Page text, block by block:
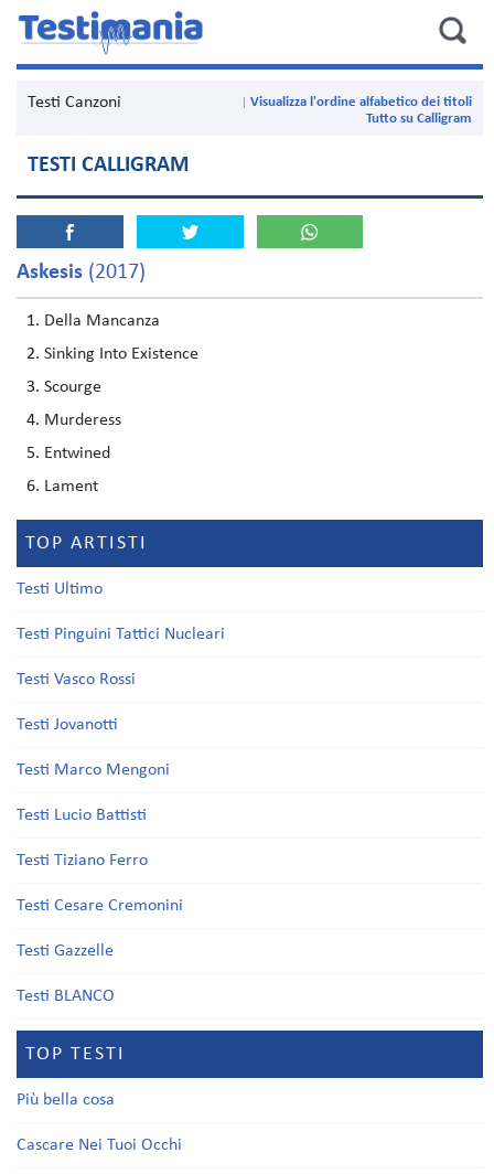
Testi Canzoni
Visualizza l'ordine alfabetico dei titoli
Tutto su Calligram
TESTI CALLIGRAM
Askesis (2017)
Della Mancanza
Sinking Into Existence
Scourge
Murderess
Entwined
Lament
TOP ARTISTI
Testi Ultimo
Testi Pinguini Tattici Nucleari
Testi Vasco Rossi
Testi Jovanotti
Testi Marco Mengoni
Testi Lucio Battisti
Testi Tiziano Ferro
Testi Cesare Cremonini
Testi Gazzelle
Testi BLANCO
TOP TESTI
Più bella cosa
Cascare Nei Tuoi Occhi